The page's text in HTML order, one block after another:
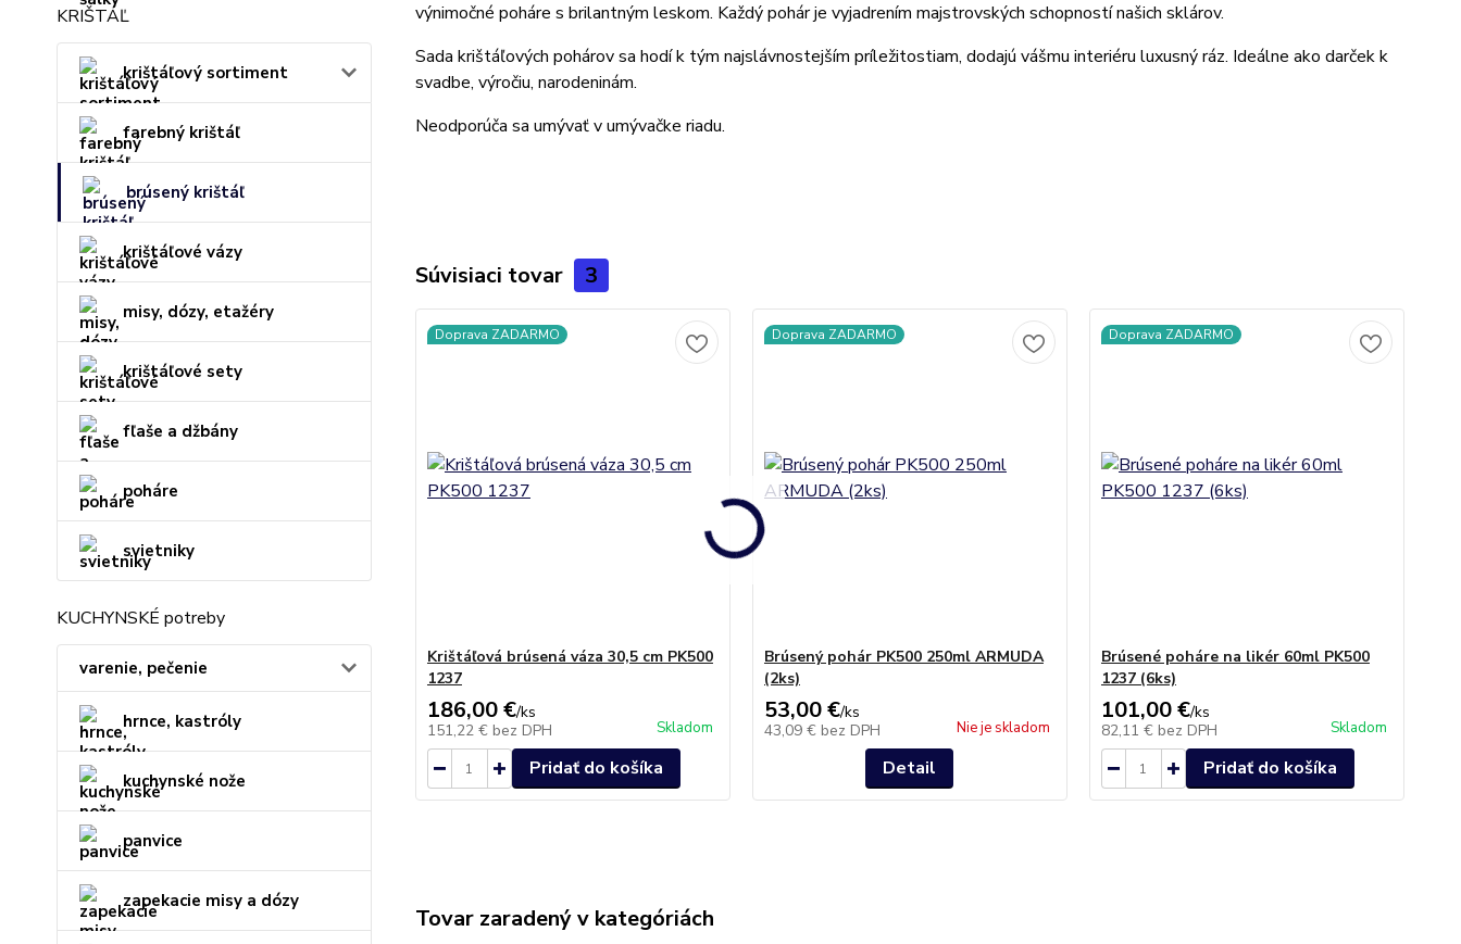
KRIŠTÁĽ
krištáľový sortiment
farebný krištáľ
brúsený krištáľ
krištáľové vázy
misy, dózy, etažéry
krištáľové sety
fľaše a džbány
poháre
svietniky
KUCHYNSKÉ potreby
varenie, pečenie
hrnce, kastróly
kuchynské nože
panvice
zapekacie misy a dózy
výnimočné poháre s brilantným leskom. Každý pohár je vyjadrením majstrovských schopností našich sklárov.
Sada krištáľových pohárov sa hodí k tým najslávnostejším príležitostiam, dodajú vášmu interiéru luxusný ráz. Ideálne ako darček k
svadbe, výročiu, narodeninám.
Neodporúča sa umývať v umývačke riadu.
Súvisiaci tovar 3
Doprava ZADARMO
Krištáľová brúsená váza 30,5 cm PK500
1237
186,00 €/ks
151,22 € bez DPH Skladom
Pridať do košíka
Doprava ZADARMO
Brúsený pohár PK500 250ml ARMUDA
(2ks)
53,00 €/ks
43,09 € bez DPH Nie je skladom
Detail
Doprava ZADARMO
Brúsené poháre na likér 60ml PK500
1237 (6ks)
101,00 €/ks
82,11 € bez DPH Skladom
Pridať do košíka
Tovar zaradený v kategóriách